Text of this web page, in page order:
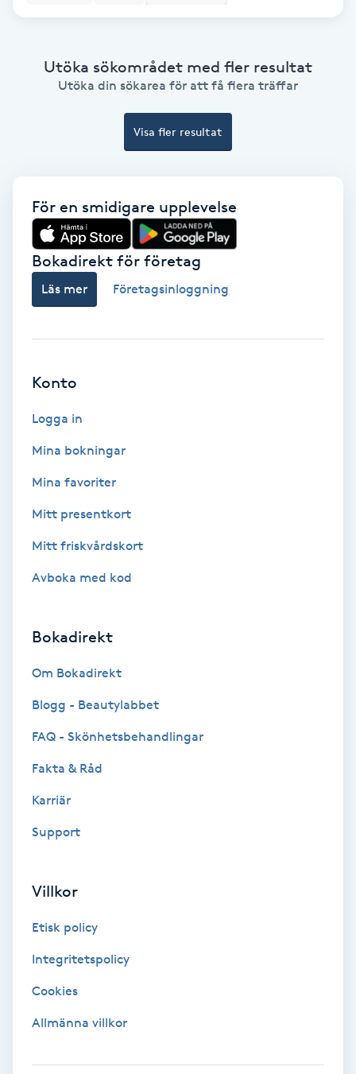
Color correction
Cryoterapi
Diamantslipning
Enzympeeling
Faceliftmassage
Fotmassage
Fotvård
Fransfärgning
Utöka sökområdet med fler resultat
Utöka din sökarea för att få flera träffar
Visa fler resultat
För en smidigare upplevelse
Bokadirekt för företag
Läs mer Företagsinloggning
Konto
Logga in
Mina bokningar
Mina favoriter
Mitt presentkort
Mitt friskvårdskort
Avboka med kod
Bokadirekt
Om Bokadirekt
Blogg - Beautylabbet
FAQ - Skönhetsbehandlingar
Fakta & Råd
Karriär
Support
Villkor
Etisk policy
Integritetspolicy
Cookies
Allmänna villkor